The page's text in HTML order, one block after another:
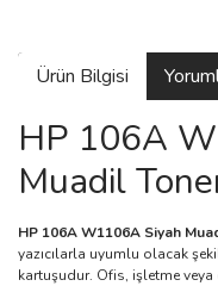
Ürün Bilgisi
HP 106A
Muadil
HP 106A W1106A Siyah
yazıcılarla uyumlu olacak
kartuşudur. Ofis, işletme veya